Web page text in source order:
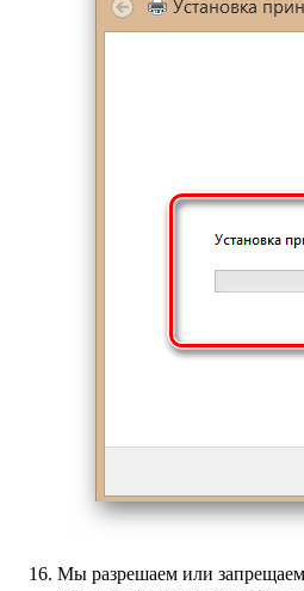
Мы разрешаем или